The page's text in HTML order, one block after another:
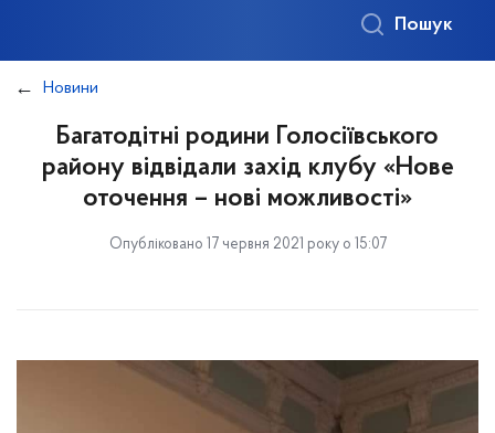
Пошук
Новини
Багатодітні родини Голосіївського
району відвідали захід клубу «Нове
оточення – нові можливості»
Опубліковано 17 червня 2021 року о 15:07